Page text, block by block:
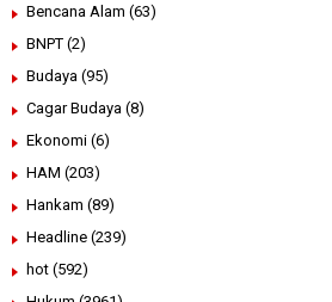
Bencana Alam (63)
BNPT (2)
Budaya (95)
Cagar Budaya (8)
Ekonomi (6)
HAM (203)
Hankam (89)
Headline (239)
hot (592)